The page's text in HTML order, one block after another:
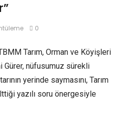
0
Tarım, Orman ve Köyişleri
Gürer, nüfusumuz sürekli
yerinde saymasını, Tarım
yazılı soru önergesiyle